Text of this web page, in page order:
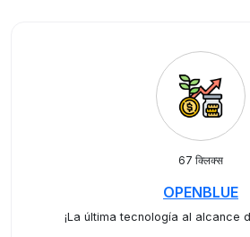
67 क्लिक्स
OPENBLUE
¡La última tecnología al alcance